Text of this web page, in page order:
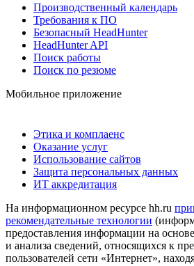
Производственный календарь
Требования к ПО
Безопасный HeadHunter
HeadHunter API
Поиск работы
Поиск по резюме
Мобильное приложение
Этика и комплаенс
Оказание услуг
Использование сайтов
Защита персональных данных
ИТ аккредитация
На информационном ресурсе hh.ru
рекомендательные технологии
предоставления информации на
и анализа сведений, относящихся к
пользователей сети «Интернет»,